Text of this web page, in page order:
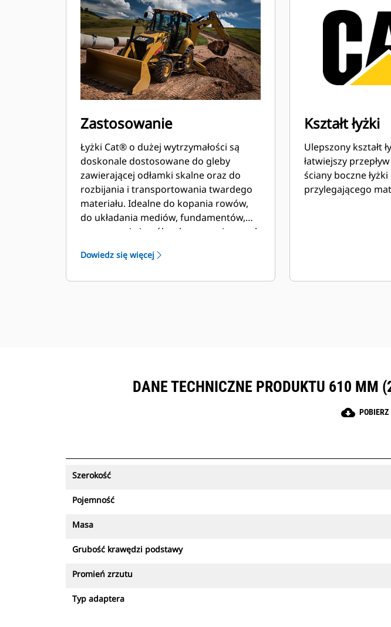
Zastosowanie
Łyżki Cat® o dużej wytrzymałości są
doskonale dostosowane do gleby
zawierającej odłamki skalne oraz do
rozbijania i transportowania twardego
materiału. Idealne do kopania rowów,
do układania mediów, fundamentów,
zasypywania i ogólnych prac związanych
kształtowaniu krajobrazu i innych
Dowiedz się więcej
Kształt łyżki
Ulepszony kształt
łatwiejszy
ściany boczne
przylegającego
DANE TECHNICZNE PRODUKTU 610 MM
cloud_download POBIERZ
Szerokość
Pojemność
Masa
Grubość krawędzi podstawy
Promień zrzutu
Typ adaptera